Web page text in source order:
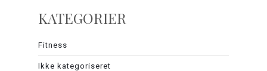
KATEGORIER
Fitness
Ikke kategoriseret